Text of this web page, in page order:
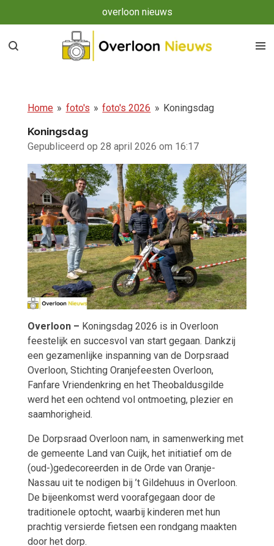
direct
naar
overloon nieuws
Home » foto's » foto's 2026 » Koningsdag
Koningsdag
Gepubliceerd op 28 april 2026 om 16:17
Overloon – Koningsdag 2026 is in Overloon
feestelijk en succesvol van start gegaan. Dankzij
een gezamenlijke inspanning van de Dorpsraad
Overloon, Stichting Oranjefeesten Overloon,
Fanfare Vriendenkring en het Theobaldusgilde
werd het een ochtend vol ontmoeting, plezier en
saamhorigheid.
De Dorpsraad Overloon nam, in samenwerking met
de gemeente Land van Cuijk, het initiatief om de
(oud-)gedecoreerden in de Orde van Oranje-
Nassau uit te nodigen bij ’t Gildehuus in Overloon.
De bijeenkomst werd voorafgegaan door de
traditionele optocht, waarbij kinderen met hun
prachtig versierde fietsen een rondgang maakten
door het dorp.